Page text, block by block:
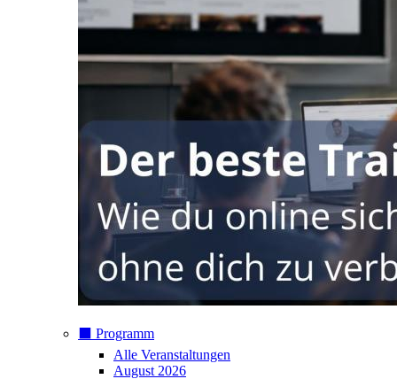
⬛️ Programm
Alle Veranstaltungen
August 2026